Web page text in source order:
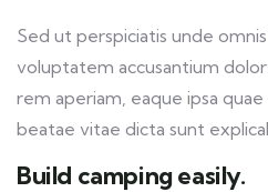
Sed ut perspiciatis unde
voluptatem accusantium
rem aperiam, eaque ipsa
beatae vitae dicta sunt
Build camping easily.